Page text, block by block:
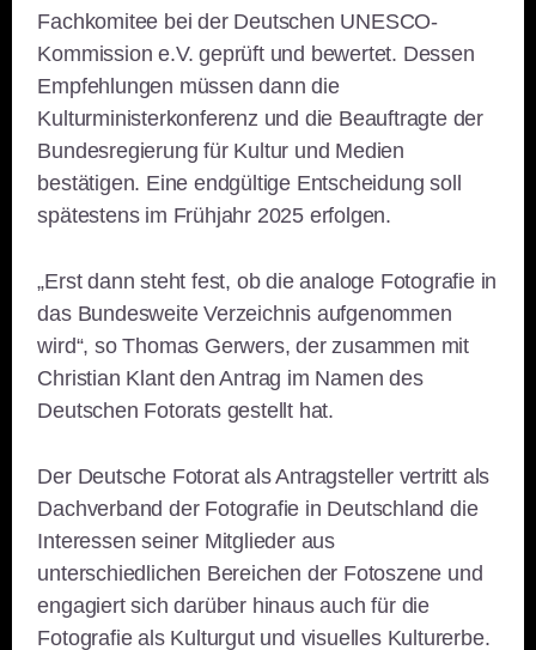
Fachkomitee bei der Deutschen UNESCO-
Kommission e.V. geprüft und bewertet. Dessen
Empfehlungen müssen dann die
Kulturministerkonferenz und die Beauftragte der
Bundesregierung für Kultur und Medien
bestätigen. Eine endgültige Entscheidung soll
spätestens im Frühjahr 2025 erfolgen.
„Erst dann steht fest, ob die analoge Fotografie in
das Bundesweite Verzeichnis aufgenommen
wird“, so Thomas Gerwers, der zusammen mit
Christian Klant den Antrag im Namen des
Deutschen Fotorats gestellt hat.
Der Deutsche Fotorat als Antragsteller vertritt als
Dachverband der Fotografie in Deutschland die
Interessen seiner Mitglieder aus
unterschiedlichen Bereichen der Fotoszene und
engagiert sich darüber hinaus auch für die
Fotografie als Kulturgut und visuelles Kulturerbe.